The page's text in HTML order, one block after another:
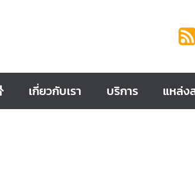
เกี่ยวกับเรา บริการ แหล่ง